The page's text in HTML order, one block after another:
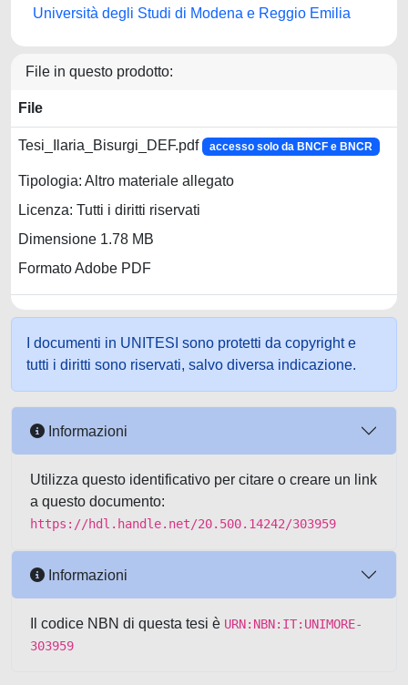
Università degli Studi di Modena e Reggio Emilia
File in questo prodotto:
File
Tesi_Ilaria_Bisurgi_DEF.pdf accesso solo da BNCF e BNCR
Tipologia: Altro materiale allegato
Licenza: Tutti i diritti riservati
Dimensione 1.78 MB
Formato Adobe PDF
I documenti in UNITESI sono protetti da copyright e
tutti i diritti sono riservati, salvo diversa indicazione.
Informazioni
Utilizza questo identificativo per citare o creare un link
a questo documento:
https://hdl.handle.net/20.500.14242/303959
Informazioni
Il codice NBN di questa tesi è URN:NBN:IT:UNIMORE-
303959